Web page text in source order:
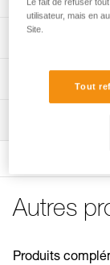
Permet, en
S'installe
d'attache du
Matière(s):
Longueur: 13
Garantie : 3
Notice
Déclaration de
POUR
FAQ
FAQ
Voir tous les
Autres
Produits
Le fait de refuser
utilisateur, mais en
Site.
Tout